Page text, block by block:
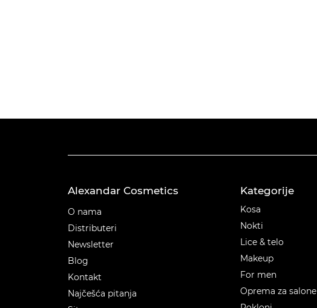
Alexandar Cosmetics
O nama
Distributeri
Newsletter
Blog
Kontakt
Najčešća pitanja
Kategorije
Kosa
Nokti
Lice & telo
Makeup
For men
Oprema za salone